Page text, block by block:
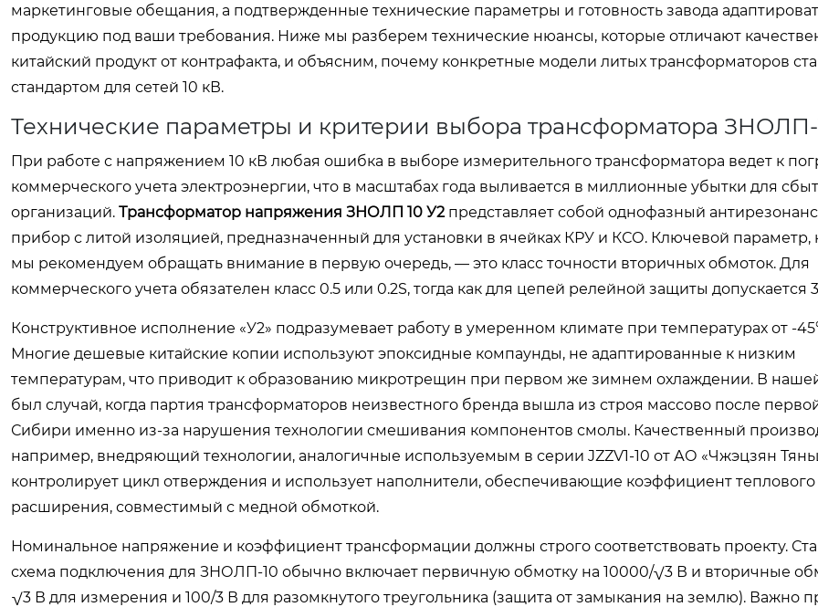
маркетинговые обещания, а подтвержденные технические параметры и готовность завода
продукцию под ваши требования. Ниже мы разберем технические нюансы, которые отличают
китайский продукт от контрафакта, и объясним, почему конкретные модели литых трансформаторов
стандартом для сетей 10 кВ.
Технические параметры и критерии выбора трансформатора ЗНОЛП-
При работе с напряжением 10 кВ любая ошибка в выборе измерительного трансформатора ведет к
коммерческого учета электроэнергии, что в масштабах года выливается в миллионные убытки для
организаций. Трансформатор напряжения ЗНОЛП 10 У2представляет собой однофазный
прибор с литой изоляцией, предназначенный для установки в ячейках КРУ и КСО. Ключевой параметр,
мы рекомендуем обращать внимание в первую очередь, — это класс точности вторичных обмоток. Для
коммерческого учета обязателен класс 0.5 или 0.2S, тогда как для цепей релейной защиты допускается
Конструктивное исполнение «У2» подразумевает работу в умеренном климате при температурах от -
Многие дешевые китайские копии используют эпоксидные компаунды, не адаптированные к низким
температурам, что приводит к образованию микротрещин при первом же зимнем охлаждении. В
был случай, когда партия трансформаторов неизвестного бренда вышла из строя массово после
Сибири именно из-за нарушения технологии смешивания компонентов смолы. Качественный
например, внедряющий технологии, аналогичные используемым в серии JZZV1-10 от АО «Чжэцзян
контролирует цикл отверждения и использует наполнители, обеспечивающие коэффициент теплового
расширения, совместимый с медной обмоткой.
Номинальное напряжение и коэффициент трансформации должны строго соответствовать проекту.
схема подключения для ЗНОЛП-10 обычно включает первичную обмотку на 10000/√3 В и вторичные
√3 В для измерения и 100/3 В для разомкнутого треугольника (защита от замыкания на землю). Важно